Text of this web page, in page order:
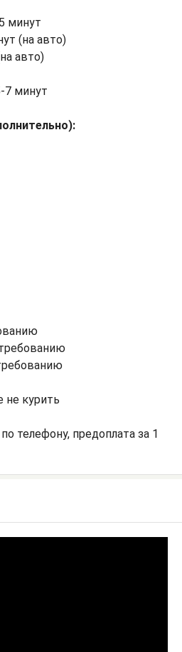
минут
(на авто)
авто)
7 минут
не курить
телефону, предоплата за 1